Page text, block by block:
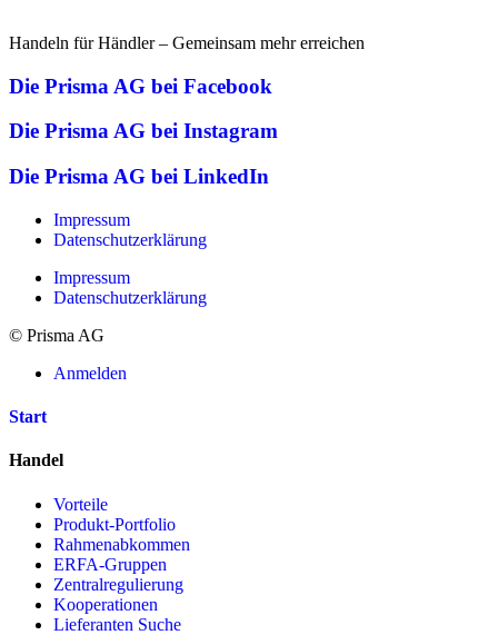
Handeln für Händler – Gemeinsam mehr erreichen
Die Prisma AG bei Facebook
Die Prisma AG bei Instagram
Die Prisma AG bei LinkedIn
Impressum
Datenschutzerklärung
Impressum
Datenschutzerklärung
© Prisma AG
Anmelden
Start
Handel
Vorteile
Produkt-Portfolio
Rahmenabkommen
ERFA-Gruppen
Zentralregulierung
Kooperationen
Lieferanten Suche